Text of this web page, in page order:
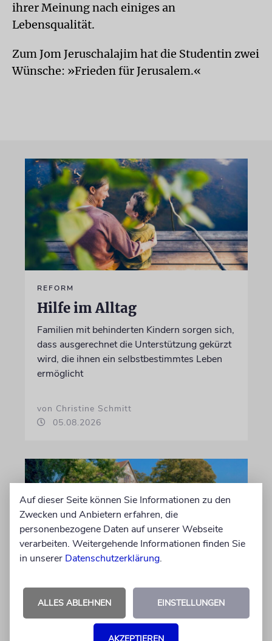
ihrer Meinung nach einiges an
Lebensqualität.
Zum Jom Jeruschalajim hat die Studentin zwei
Wünsche: »Frieden für Jerusalem.«
REFORM
Hilfe im Alltag
Familien mit behinderten Kindern sorgen sich,
dass ausgerechnet die Unterstützung gekürzt
wird, die ihnen ein selbstbestimmtes Leben
ermöglicht
von Christine Schmitt
05.08.2026
ERFURT
Schicht um Schicht
Dort, wo eben noch Parkplätze waren, wird
Auf dieser Seite können Sie Informationen zu den
Zwecken und Anbietern erfahren, die
personenbezogene Daten auf unserer Webseite
verarbeiten. Weitergehende Informationen finden Sie
in unserer Datenschutzerklärung.
ALLES ABLEHNEN EINSTELLUNGEN
AKZEPTIEREN